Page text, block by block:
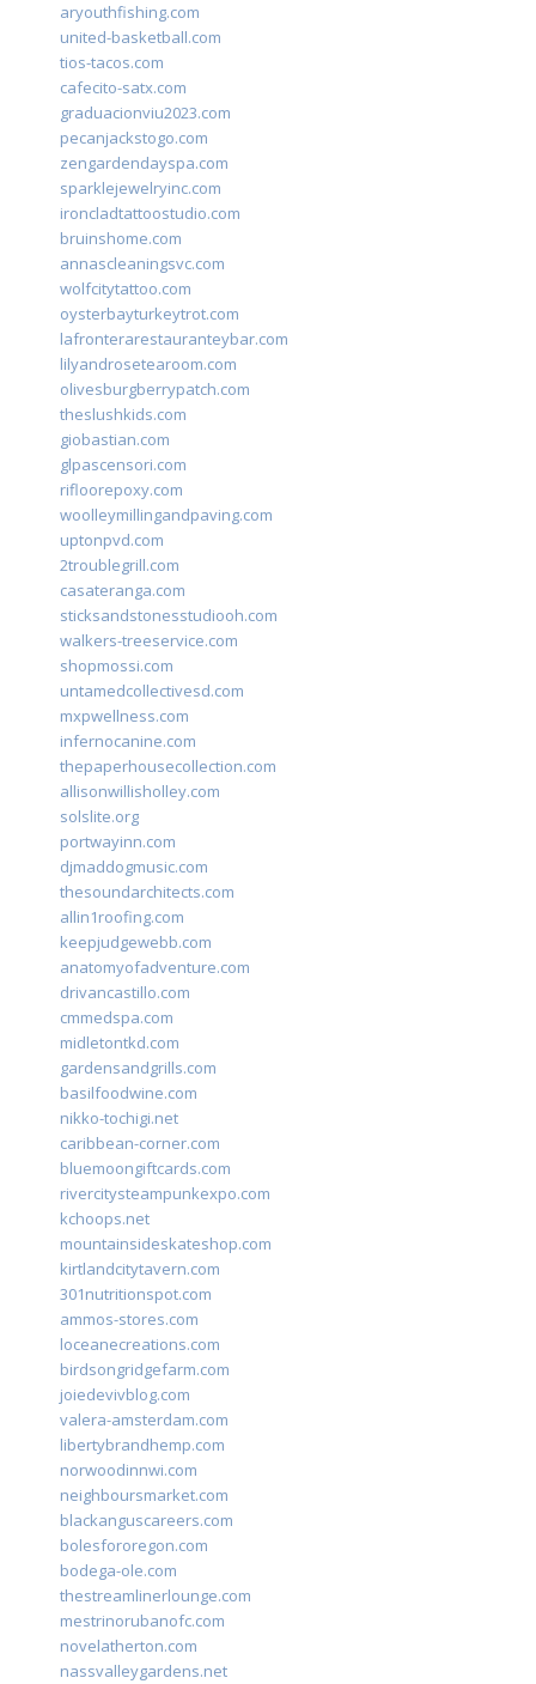
aryouthfishing.com
united-basketball.com
tios-tacos.com
cafecito-satx.com
graduacionviu2023.com
pecanjackstogo.com
zengardendayspa.com
sparklejewelryinc.com
ironcladtattoostudio.com
bruinshome.com
annascleaningsvc.com
wolfcitytattoo.com
oysterbayturkeytrot.com
lafronterarestauranteybar.com
lilyandrosetearoom.com
olivesburgberrypatch.com
theslushkids.com
giobastian.com
glpascensori.com
rifloorepoxy.com
woolleymillingandpaving.com
uptonpvd.com
2troublegrill.com
casateranga.com
sticksandstonesstudiooh.com
walkers-treeservice.com
shopmossi.com
untamedcollectivesd.com
mxpwellness.com
infernocanine.com
thepaperhousecollection.com
allisonwillisholley.com
solslite.org
portwayinn.com
djmaddogmusic.com
thesoundarchitects.com
allin1roofing.com
keepjudgewebb.com
anatomyofadventure.com
drivancastillo.com
cmmedspa.com
midletontkd.com
gardensandgrills.com
basilfoodwine.com
nikko-tochigi.net
caribbean-corner.com
bluemoongiftcards.com
rivercitysteampunkexpo.com
kchoops.net
mountainsideskateshop.com
kirtlandcitytavern.com
301nutritionspot.com
ammos-stores.com
loceanecreations.com
birdsongridgefarm.com
joiedevivblog.com
valera-amsterdam.com
libertybrandhemp.com
norwoodinnwi.com
neighboursmarket.com
blackanguscareers.com
bolesfororegon.com
bodega-ole.com
thestreamlinerlounge.com
mestrinorubanofc.com
novelatherton.com
nassvalleygardens.net